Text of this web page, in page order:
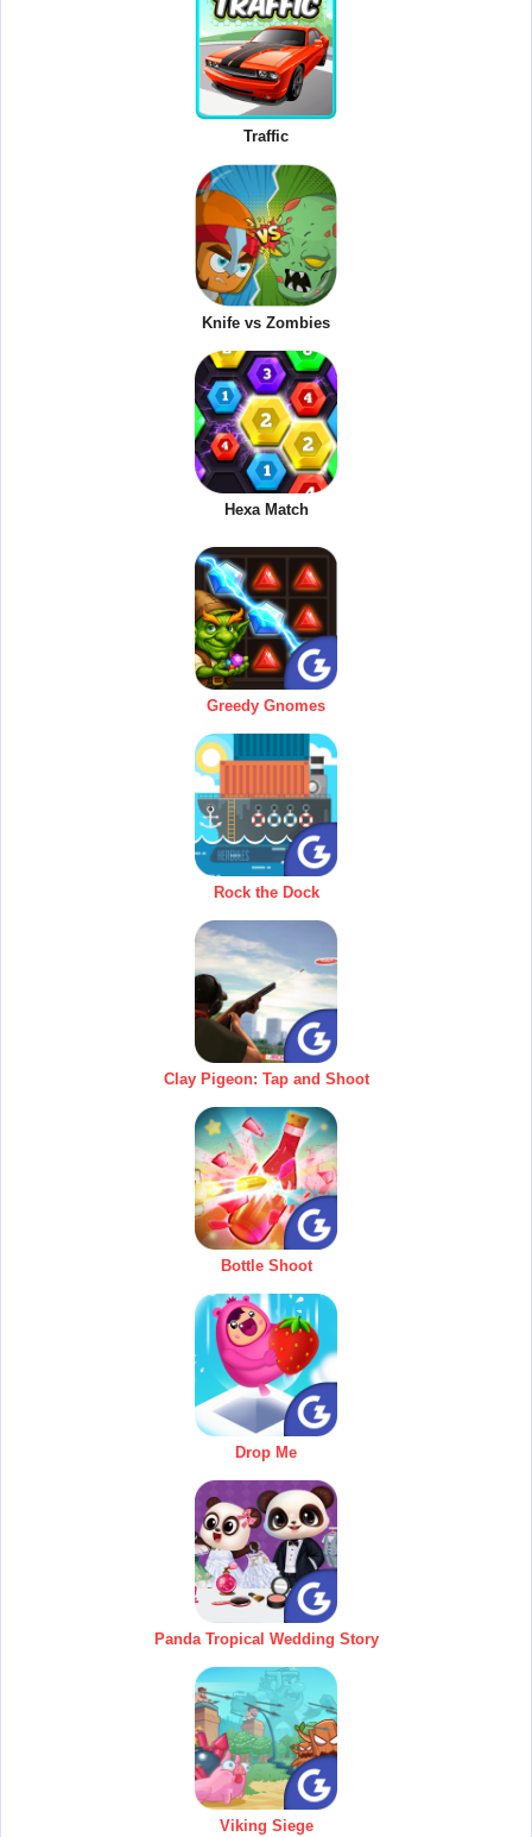
Traffic
Knife vs Zombies
Hexa Match
Greedy Gnomes
Rock the Dock
Clay Pigeon: Tap and Shoot
Bottle Shoot
Drop Me
Panda Tropical Wedding Story
Viking Siege